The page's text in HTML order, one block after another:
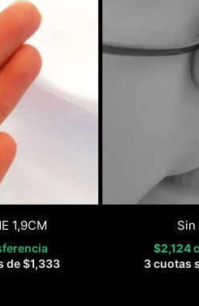
1,9CM
de$1,333
$2,124
3 cuotas